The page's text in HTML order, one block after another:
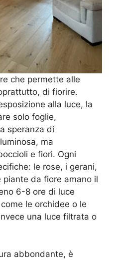
che permette alle
di fiorire.
alla luce, la
solo foglie,
speranza di
ma
e fiori. Ogni
le rose, i gerani,
da fiore amano il
6-8 ore di luce
le orchidee o le
una luce filtrata o
abbondante, è